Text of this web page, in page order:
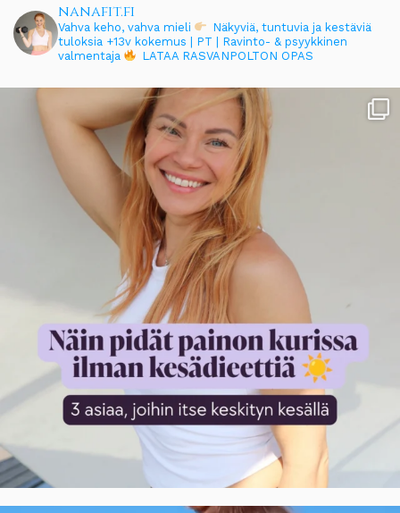
nanafit.fi
Vahva keho, vahva mieli
Näkyviä, tuntuvia ja kestäviä
tuloksia +13v kokemus | PT | Ravinto- & psyykkinen
valmentaja
LATAA RASVANPOLTON OPAS